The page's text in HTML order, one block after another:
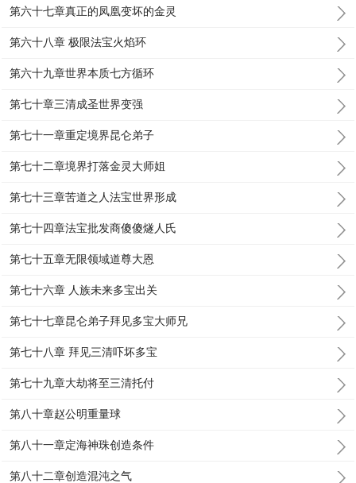
第六十七章真正的凤凰变坏的金灵
第六十八章 极限法宝火焰环
第六十九章世界本质七方循环
第七十章三清成圣世界变强
第七十一章重定境界昆仑弟子
第七十二章境界打落金灵大师姐
第七十三章苦道之人法宝世界形成
第七十四章法宝批发商傻傻燧人氏
第七十五章无限领域道尊大恩
第七十六章 人族未来多宝出关
第七十七章昆仑弟子拜见多宝大师兄
第七十八章 拜见三清吓坏多宝
第七十九章大劫将至三清托付
第八十章赵公明重量球
第八十一章定海神珠创造条件
第八十二章创造混沌之气